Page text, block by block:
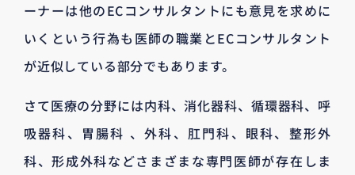
ーナーは他のECコンサルタントにも意見を求めに
いくという行為も医師の職業とECコンサルタント
が近似している部分でもあります。
さて医療の分野には内科、消化器科、循環器科、呼
吸器科、胃腸科 、外科、肛門科、眼科、整形外
科、形成外科などさまざまな専門医師が存在しま